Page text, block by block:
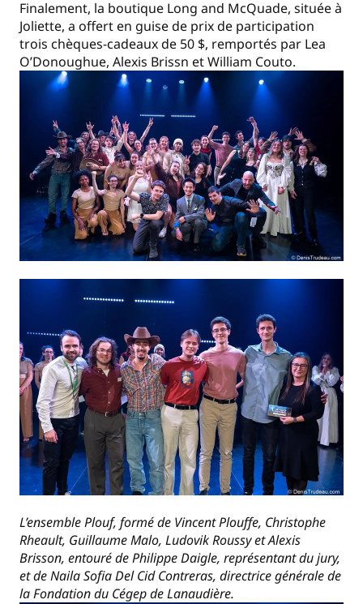
Finalement, la boutique Long and McQuade, située à
Joliette, a offert en guise de prix de participation
trois chèques-cadeaux de 50 $, remportés par Lea
O’Donoughue, Alexis Brissn et William Couto.
L’ensemble Plouf, formé de Vincent Plouffe, Christophe
Rheault, Guillaume Malo, Ludovik Roussy et Alexis
Brisson, entouré de Philippe Daigle, représentant du jury,
et de Naila Sofia Del Cid Contreras, directrice générale de
la Fondation du Cégep de Lanaudière.